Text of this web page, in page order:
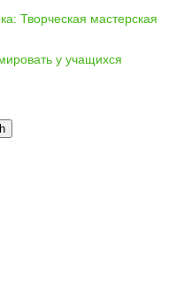
Творческая мастерская
у учащихся